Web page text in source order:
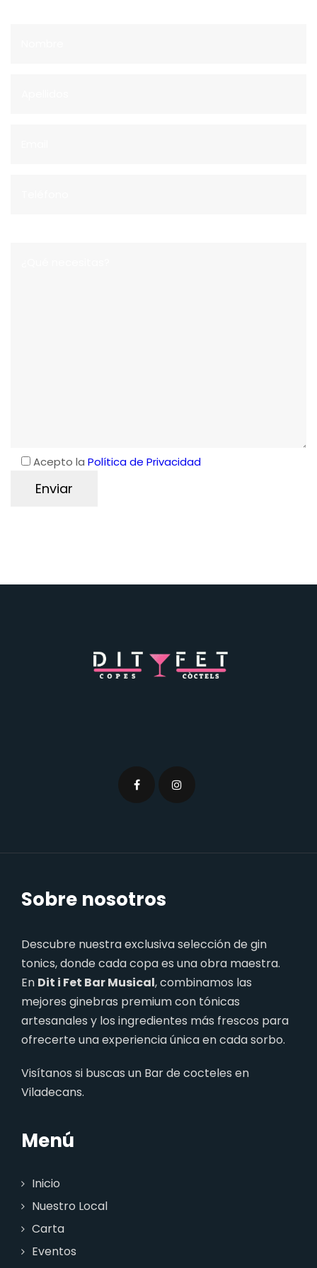
Acepto la Política de Privacidad
Sobre nosotros
Descubre nuestra exclusiva selección de gin
tonics, donde cada copa es una obra maestra.
En Dit i Fet Bar Musical, combinamos las
mejores ginebras premium con tónicas
artesanales y los ingredientes más frescos para
ofrecerte una experiencia única en cada sorbo.
Visítanos si buscas un Bar de cocteles en
Viladecans.
Menú
Inicio
Nuestro Local
Carta
Eventos